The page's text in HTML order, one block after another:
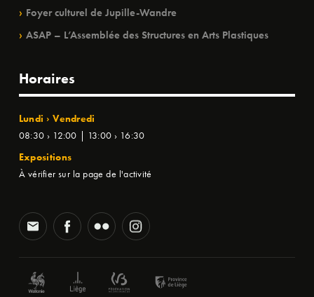
Foyer culturel de Jupille-Wandre
ASAP – L’Assemblée des Structures en Arts Plastiques
Horaires
Lundi › Vendredi
08:30 › 12:00 | 13:00 › 16:30
Expositions
À vérifier sur la page de l'activité